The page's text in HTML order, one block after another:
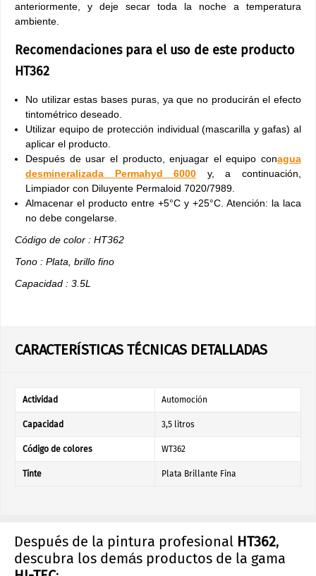
anteriormente, y deje secar toda la noche a temperatura
ambiente.
Recomendaciones para el uso de este producto
HT362
No utilizar estas bases puras, ya que no producirán el efecto
tintométrico deseado.
Utilizar equipo de protección individual (mascarilla y gafas) al
aplicar el producto.
Después de usar el producto, enjuagar el equipo conagua
desmineralizada Permahyd 6000 y, a continuación,
Limpiador con Diluyente Permaloid 7020/7989.
Almacenar el producto entre +5°C y +25°C. Atención: la laca
no debe congelarse.
Código de color : HT362
Tono : Plata, brillo fino
Capacidad : 3.5L
CARACTERÍSTICAS TÉCNICAS DETALLADAS
Actividad Automoción
Capacidad 3,5 litros
Código de colores WT362
Tinte Plata Brillante Fina
Después de la pintura profesional HT362,
descubra los demás productos de la gama